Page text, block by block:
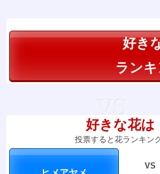
好き
ラン
好きな花は
投票すると花ランキン
VS